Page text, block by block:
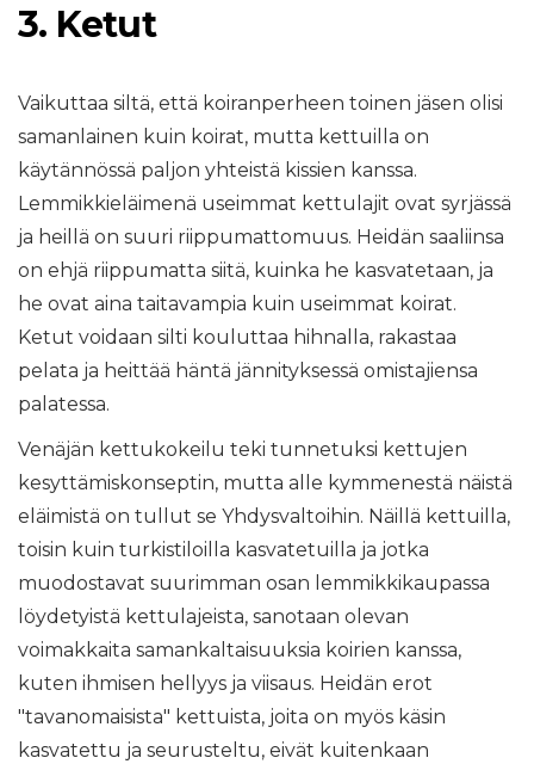
3. Ketut
Vaikuttaa siltä, ​​että koiranperheen toinen jäsen olisi
samanlainen kuin koirat, mutta kettuilla on
käytännössä paljon yhteistä kissien kanssa.
Lemmikkieläimenä useimmat kettulajit ovat syrjässä
ja heillä on suuri riippumattomuus. Heidän saaliinsa
on ehjä riippumatta siitä, kuinka he kasvatetaan, ja
he ovat aina taitavampia kuin useimmat koirat.
Ketut voidaan silti kouluttaa hihnalla, rakastaa
pelata ja heittää häntä jännityksessä omistajiensa
palatessa.
Venäjän kettukokeilu teki tunnetuksi kettujen
kesyttämiskonseptin, mutta alle kymmenestä näistä
eläimistä on tullut se Yhdysvaltoihin. Näillä kettuilla,
toisin kuin turkistiloilla kasvatetuilla ja jotka
muodostavat suurimman osan lemmikkikaupassa
löydetyistä kettulajeista, sanotaan olevan
voimakkaita samankaltaisuuksia koirien kanssa,
kuten ihmisen hellyys ja viisaus. Heidän erot
"tavanomaisista" kettuista, joita on myös käsin
kasvatettu ja seurusteltu, eivät kuitenkaan